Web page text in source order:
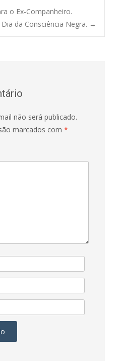
o Ex-Companheiro.
Dia da Consciência Negra. →
não será publicado.
marcados com *